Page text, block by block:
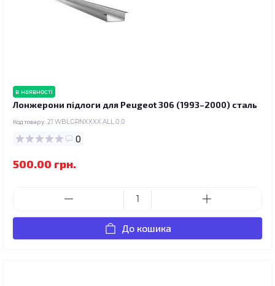
в наявності
Лонжерони підлоги для Peugeot 306 (1993–2000) сталь
Код товару: 21.WBLGRNXXXX.ALL.0.0
0
500.00 грн.
До кошика